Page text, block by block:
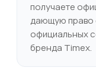
получаете
дающую право
официальных
бренда Timex.